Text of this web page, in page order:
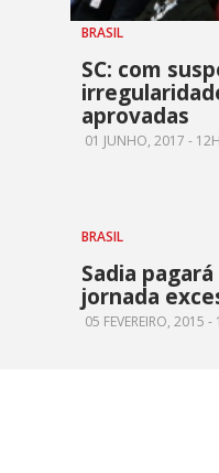
BRASIL
SC: com
aprovadas
01 JUNHO, 2017 -
BRASIL
Sadia
jornada
05 FEVEREIRO, 2015